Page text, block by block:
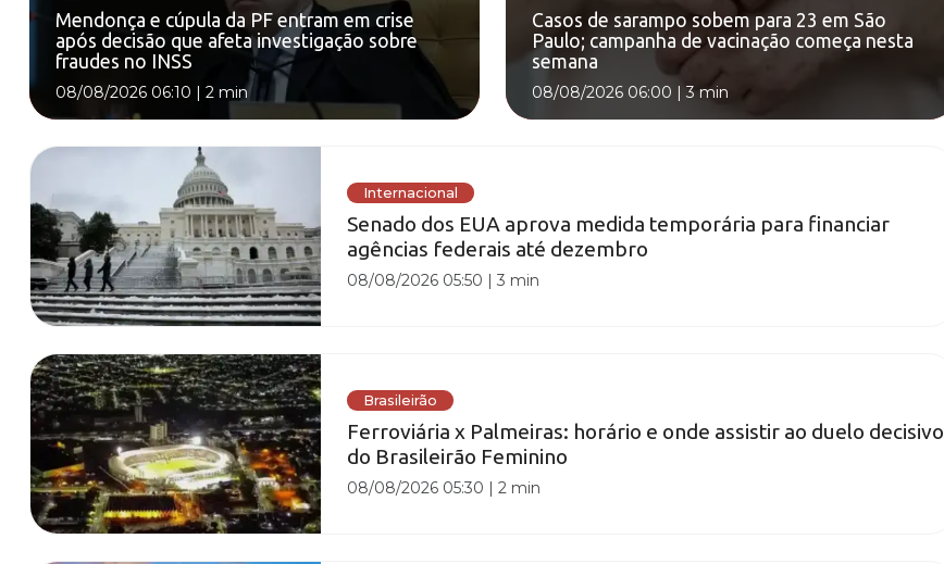
Mendonça e cúpula da PF entram em crise
após decisão que afeta investigação sobre
fraudes no INSS
08/08/2026 06:10 | 2 min
Casos de sarampo sobem para 23 em São
Paulo; campanha de vacinação começa nesta
semana
08/08/2026 06:00 |3 min
Internacional
Senado dos EUA aprova medida temporária para financiar
agências federais até dezembro
08/08/2026 05:50 |3 min
Brasileirão
Ferroviária x Palmeiras: horário e onde assistir ao duelo decisivo
do Brasileirão Feminino
08/08/2026 05:30 |2 min